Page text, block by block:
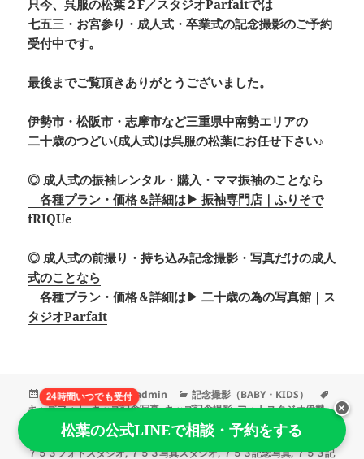
只今、呉服の松葉２F／スタジオParfaitでは
七五三・お宮参り・成人式・卒業式の記念撮影のご予約
受付中です。
最後までご覧頂きありがとうございました。
伊勢市・松阪市・志摩市など三重県中南勢エリアの
二十歳のつどい(成人式)は呉服の松葉にお任せ下さい♪
◎成人式の振袖レンタル・購入・ママ振袖のことなら
各種プラン・価格＆詳細は▶ 振袖専門店｜ふりそで
fRIQUe
◎成人式の前撮り・持ち込み記念撮影・写真だけの成人
式のことなら
各種プラン・価格＆詳細は▶ 二十歳の為の写真館｜ス
タジオParfait
投
稿
2020年7月23日
作
成
者
admin
カ
テ
ゴ
リ
ー
記念撮影（BABY・KIDS）
グ
キッズフォト,キッズ記念写真,キッズ記念撮影,フォトスタジオ伊勢
七五三フォトスタジオ ,七五三写真スタジオ,七五三記念写真
三記念撮影,写真スタジオ 伊勢市 ,写真スタジオ伊勢市,写真館伊勢市
７５３フォトスタジオ,７５３写真スタジオ,７５３記念写真,７５３記
24時間いつでも受付
松葉の公式LINEで相談・予約をする
×